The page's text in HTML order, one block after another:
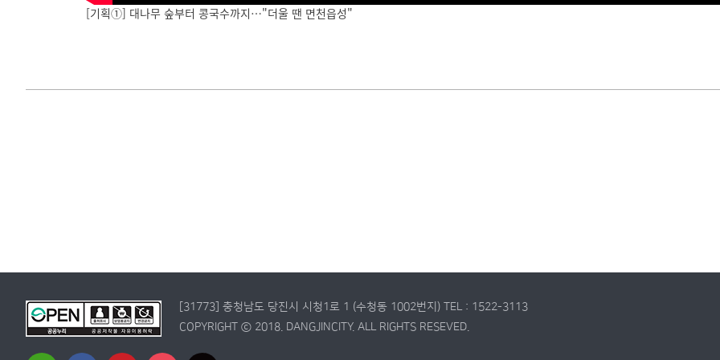
[기획①] 대나무 숲부터 콩국수까지…"더울 땐 면천읍성"
[31773] 충청남도 당진시 시청1로 1 (수청동 1002번지) TEL : 1522-3113
COPYRIGHT ⓒ 2018. DANGJINCITY. ALL RIGHTS RESEVED.